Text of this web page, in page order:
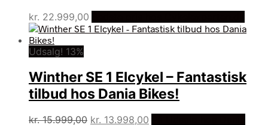
kr. 22.999,00
Udsalg! 13%
Winther SE 1 Elcykel – Fantastisk
tilbud hos Dania Bikes!
kr.15.999,00 Den
kr. 13.998,00